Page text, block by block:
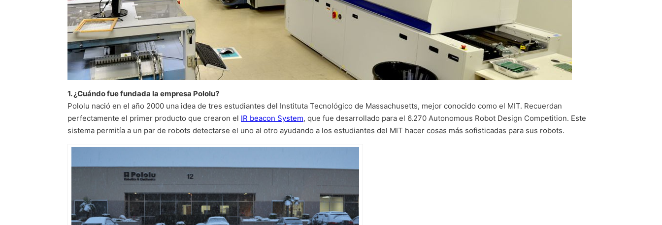
1. ¿Cuándo fue fundada la empresa Pololu?
Pololu nació en el año 2000 una idea de tres estudiantes del Instituta Tecnológico de Massachusetts, mejor conocido como el MIT. Recuerdan
perfectamente el primer producto que crearon el IR beacon System, que fue desarrollado para el 6.270 Autonomous Robot Design Competition. Este
sistema permitía a un par de robots detectarse el uno al otro ayudando a los estudiantes del MIT hacer cosas más sofisticadas para sus robots.